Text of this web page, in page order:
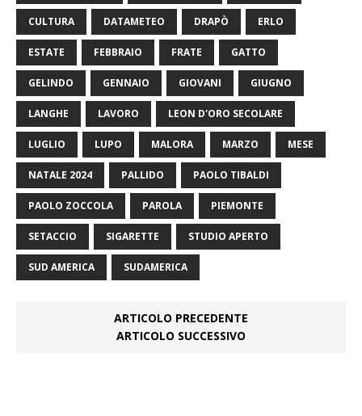
CULTURA DATAMETEO DRAPÒ ERLO
ESTATE FEBBRAIO FRATE GATTO
GELINDO GENNAIO GIOVANI GIUGNO
LANGHE LAVORO LEON D'ORO SECOLARE
LUGLIO LUPO MALORA MARZO MESE
NATALE 2024 PALLIDO PAOLO TIBALDI
PAOLO ZOCCOLA PAROLA PIEMONTE
SETACCIO SIGARETTE STUDIO APERTO
SUD AMERICA SUDAMERICA
ARTICOLO PRECEDENTE
ARTICOLO SUCCESSIVO